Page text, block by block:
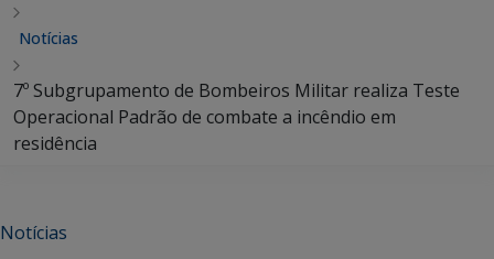
Notícias
7º Subgrupamento de Bombeiros Militar realiza Teste
Operacional Padrão de combate a incêndio em
residência
Notícias